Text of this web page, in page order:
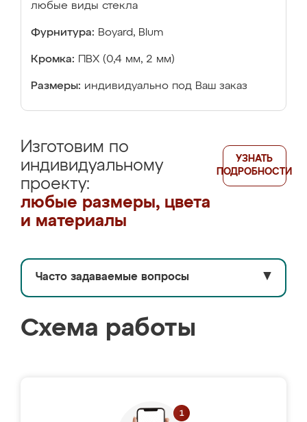
любые виды стекла
Фурнитура: Boyard, Blum
Кромка: ПВХ (0,4 мм, 2 мм)
Размеры: индивидуально под Ваш заказ
Изготовим по
индивидуальному
проекту:
любые размеры, цвета
и материалы
УЗНАТЬ
ПОДРОБНОСТИ
Часто задаваемые вопросы ▼
Схема работы